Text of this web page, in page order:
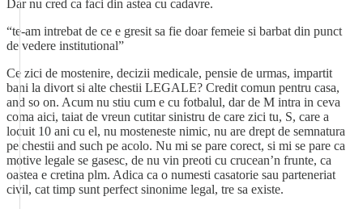
Dar nu cred ca faci din astea cu cadavre.
“te-am intrebat de ce e gresit sa fie doar femeie si barbat din punct
de vedere institutional”
Ce zici de mostenire, decizii medicale, pensie de urmas, impartit
bani la divort si alte chestii LEGALE? Credit comun pentru casa,
and so on. Acum nu stiu cum e cu fotbalul, dar de M intra in ceva
coma aici, taiat de vreun cutitar sinistru de care zici tu, S, care a
locuit 10 ani cu el, nu mosteneste nimic, nu are drept de semnatura
pe chestii and such pe acolo. Nu mi se pare corect, si mi se pare ca
motive legale se gasesc, de nu vin preoti cu crucean’n frunte, ca
oastea e cretina plm. Adica ca o numesti casatorie sau parteneriat
civil, cat timp sunt perfect sinonime legal, tre sa existe.